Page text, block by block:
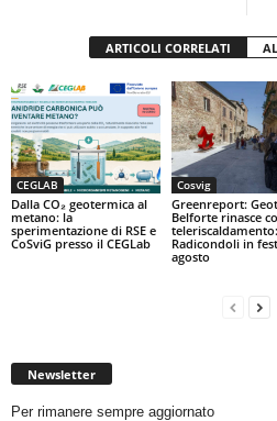
ARTICOLI CORRELATI
CEGLAB
Dalla CO₂ geotermica al
metano: la
sperimentazione di RSE e
CoSviG presso il CEGLab
Cosvig
Greenreport:
Belforte rinasce
teleriscaldamento:
Radicondoli in
agosto
Newsletter
Per rimanere sempre aggiornato